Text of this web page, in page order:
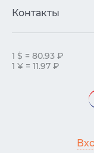
Контакты
1 $ = 80.93 ₽
1 ¥ = 11.97 ₽